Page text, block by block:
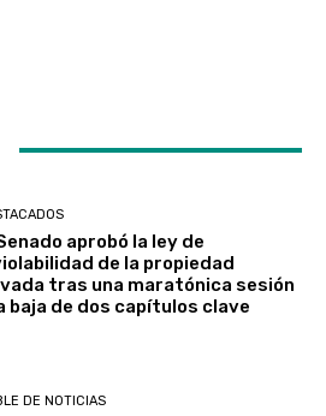
aprobó la ley de
de la propiedad
tras una maratónica sesión
baja de dos capítulos clave
DE NOTICIAS